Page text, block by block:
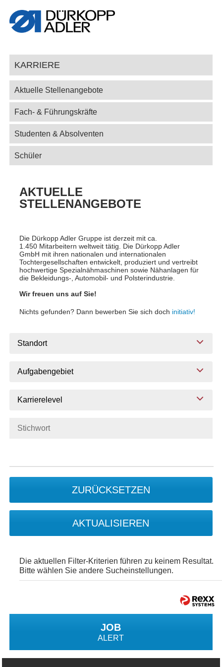
KARRIERE
Aktuelle Stellenangebote
Fach- & Führungskräfte
Studenten & Absolventen
Schüler
AKTUELLE
STELLENANGEBOTE
Die Dürkopp Adler Gruppe ist derzeit mit ca.
1.450 Mitarbeitern weltweit tätig. Die Dürkopp Adler
GmbH mit ihren nationalen und internationalen
Tochtergesellschaften entwickelt, produziert und vertreibt
hochwertige Spezialnähmaschinen sowie Nähanlagen für
die Bekleidungs-, Automobil- und Polsterindustrie.
Wir freuen uns auf Sie!
Nichts gefunden? Dann bewerben Sie sich doch initiativ!
Standort
Aufgabengebiet
Karrierelevel
ZURÜCKSETZEN
AKTUALISIEREN
Die aktuellen Filter-Kriterien führen zu keinem Resultat.
Bitte wählen Sie andere Sucheinstellungen.
JOB
ALERT